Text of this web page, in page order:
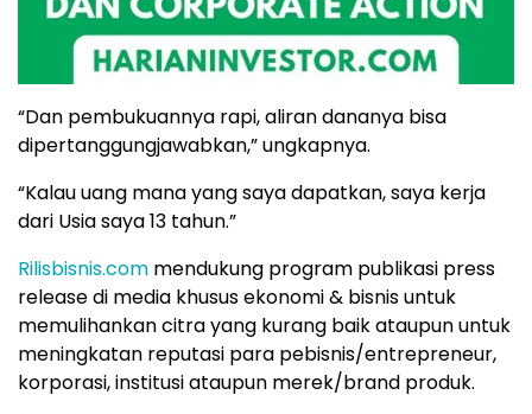
“Dan pembukuannya rapi, aliran dananya bisa
dipertanggungjawabkan,” ungkapnya.
“Kalau uang mana yang saya dapatkan, saya kerja
dari Usia saya 13 tahun.”
Rilisbisnis.com mendukung program publikasi press
release di media khusus ekonomi & bisnis untuk
memulihankan citra yang kurang baik ataupun untuk
meningkatan reputasi para pebisnis/entrepreneur,
korporasi, institusi ataupun merek/brand produk.